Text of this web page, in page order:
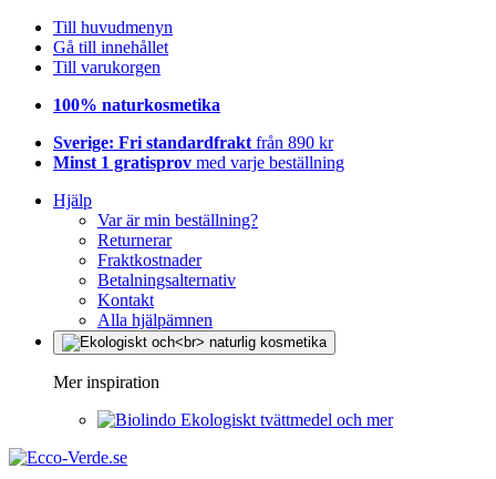
Till huvudmenyn
Gå till innehållet
Till varukorgen
100% naturkosmetika
Sverige: Fri standardfrakt från 890 kr
Minst 1 gratisprov med varje beställning
Hjälp
Var är min beställning?
Returnerar
Fraktkostnader
Betalningsalternativ
Kontakt
Alla hjälpämnen
Mer inspiration
Ekologiskt tvättmedel och mer